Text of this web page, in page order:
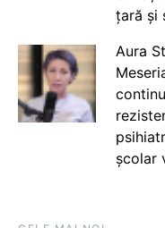
țară și
Aura
școlar